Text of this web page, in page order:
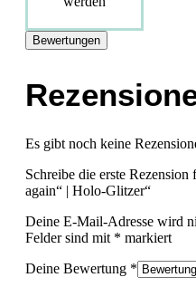
Bewertungen
Es gibt noch keine
Schreibe die erste
again“ | Holo-Glitzer“
Deine E-Mail-Adresse wird
Felder sind mit * markiert
Deine Bewertung *